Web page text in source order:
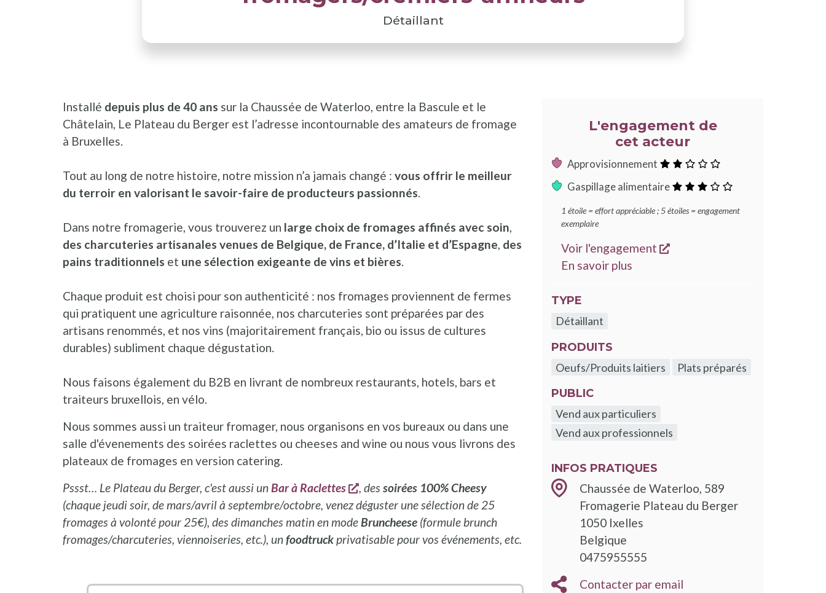
Détaillant
Installé depuis plus de 40 ans sur la Chaussée de Waterloo, entre la Bascule et le
Châtelain, Le Plateau du Berger est l’adresse incontournable des amateurs de fromage
à Bruxelles.
Tout au long de notre histoire, notre mission n’a jamais changé : vous offrir le meilleur
du terroir en valorisant le savoir-faire de producteurs passionnés.
Dans notre fromagerie, vous trouverez un large choix de fromages affinés avec soin,
des charcuteries artisanales venues de Belgique, de France, d’Italie et d’Espagne, des
pains traditionnels et une sélection exigeante de vins et bières.
Chaque produit est choisi pour son authenticité : nos fromages proviennent de fermes
qui pratiquent une agriculture raisonnée, nos charcuteries sont préparées par des
artisans renommés, et nos vins (majoritairement français, bio ou issus de cultures
durables) subliment chaque dégustation.
Nous faisons également du B2B en livrant de nombreux restaurants, hotels, bars et
traiteurs bruxellois, en vélo.
Nous sommes aussi un traiteur fromager, nous organisons en vos bureaux ou dans une
salle d'évenements des soirées raclettes ou cheeses and wine ou nous vous livrons des
plateaux de fromages en version catering.
Pssst… Le Plateau du Berger, c'est aussi unBar à Raclettes s'ouvre dans une nouvelle fenêtre
, dessoirées 100% Cheesy
(chaque jeudi soir, de mars/avril à septembre/octobre, venez déguster une sélection de 25
fromages à volonté pour 25€), des dimanches matin en modeBruncheese (formule brunch
fromages/charcuteries, viennoiseries, etc.), unfoodtruckprivatisable pour vos événements, etc.
L'engagement de
cet acteur
Approvisionnement
étoiles
Gaspillage alimentaire
étoiles
1 étoile = effort appréciable ; 5 étoiles = engagement
exemplaire
Voir l'engagement
s'ouvre dans une nouvelle
En savoir plus
TYPE
Détaillant
PRODUITS
Oeufs/Produits laitiers
Plats préparés
PUBLIC
Vend aux particuliers
Vend aux professionnels
INFOS PRATIQUES
Chaussée de Waterloo, 589
Fromagerie Plateau du Berger
1050 Ixelles
Belgique
0475955555
Contacter par email